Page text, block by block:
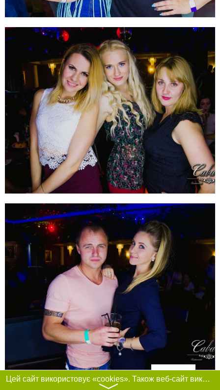
Фільтри
Цей сайт використовує «cookies». Також веб-сайт використовує інтернет-сервіс для збору технічних даних стосовно відвідувачів з метою отримання маркетингової та статистичної інформації. Умови обробки даних відвідувачів сайту див.
〉